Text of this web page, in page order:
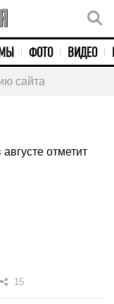
ФОТО ВИДЕО
сайта
отметит
15